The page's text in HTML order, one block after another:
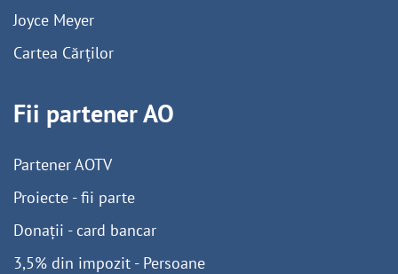
Joyce Meyer
Cartea Cărților
Fii partener AO
Partener AOTV
Proiecte - fii parte
Donații - card bancar
3,5% din impozit - Persoane